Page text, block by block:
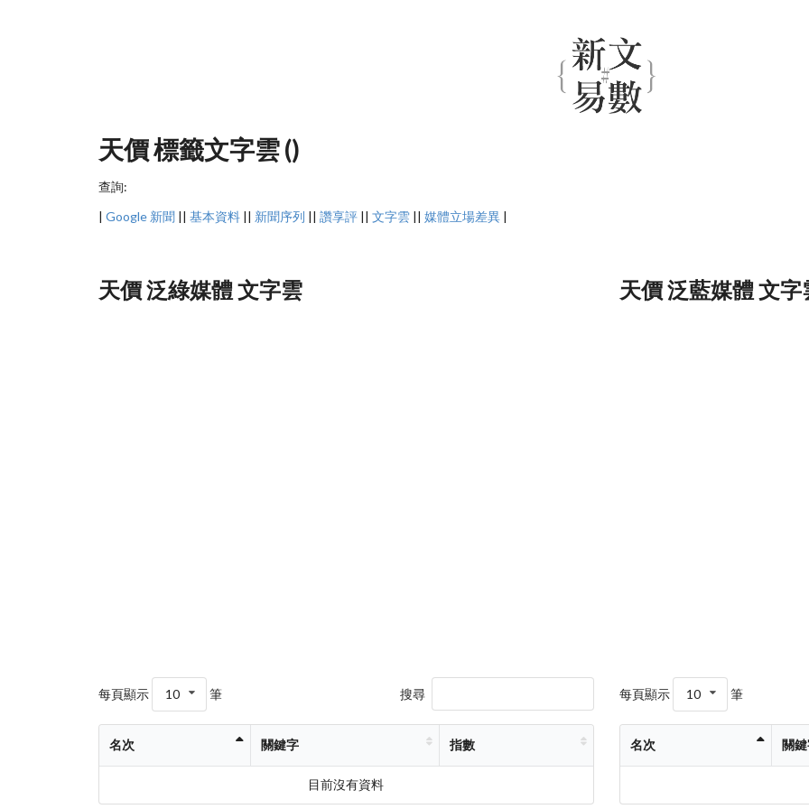
天價 標籤文字雲 ()
查詢:
| Google 新聞|| 基本資料|| 新聞序列 || 讚享評|| 文字雲|| 媒體立場差異|
天價 泛綠媒體 文字雲
每頁顯示 10 筆 搜尋
名次 關鍵字 指數
目前沒有資料
天價 泛藍媒體 文字
每頁顯示 10 筆
名次 關